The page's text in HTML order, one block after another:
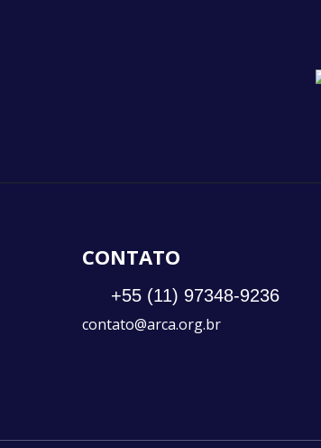
CONTATO
+55 (11) 97348-9236
contato@arca.org.br